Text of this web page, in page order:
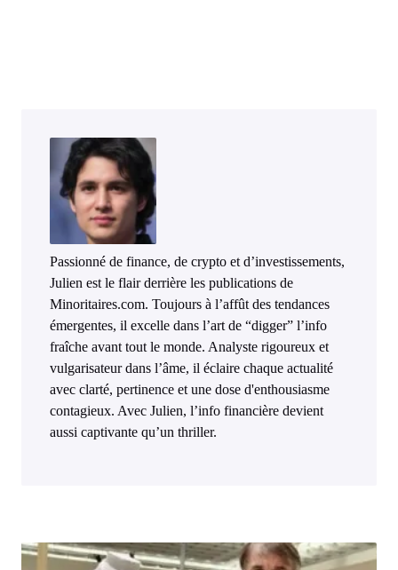
Passionné de finance, de crypto et d’investissements,
Julien est le flair derrière les publications de
Minoritaires.com. Toujours à l’affût des tendances
émergentes, il excelle dans l’art de “digger” l’info
fraîche avant tout le monde. Analyste rigoureux et
vulgarisateur dans l’âme, il éclaire chaque actualité
avec clarté, pertinence et une dose d'enthousiasme
contagieux. Avec Julien, l’info financière devient
aussi captivante qu’un thriller.